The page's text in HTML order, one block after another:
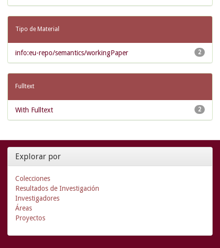
Tipo de Material
2
info:eu-repo/semantics/workingPaper
Fulltext
2
With Fulltext
Explorar por
Colecciones
Resultados de Investigación
Investigadores
Áreas
Proyectos